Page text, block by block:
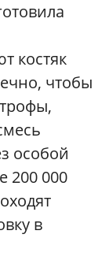
костяк
чтобы
особой
200 000
в